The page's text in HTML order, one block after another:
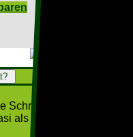
Schraube, welche die
als Fundament zur